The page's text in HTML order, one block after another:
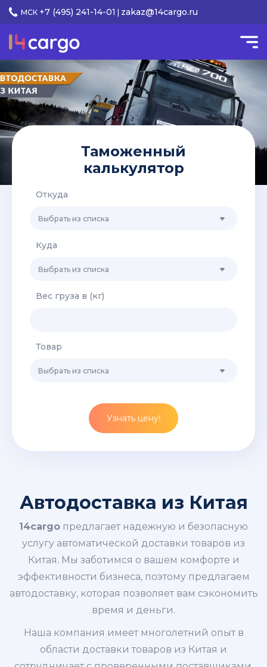
МСК +7 (495) 241-14-01 zakaz@14cargo.ru
Таможенный
калькулятор
Откуда
Выбрать из списка
Куда
Выбрать из списка
Вес груза в (кг)
Товар
Выбрать из списка
Узнать цену!
Автодоставка из Китая
14cargo предлагает надежную и безопасную
услугу автоматической доставки товаров из
Китая. Мы заботимся о вашем комфорте и
эффективности бизнеса, поэтому предлагаем
автодоставку, которая позволяет вам сэкономить
время и деньги.
Наша компания имеет многолетний опыт в
области доставки товаров из Китая и